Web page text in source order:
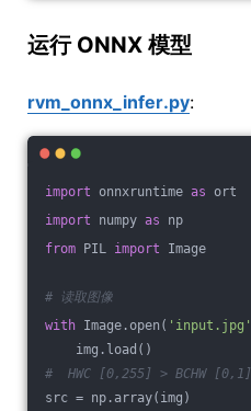
运行 ONNX 模型
rvm_onnx_infer.py:
import onnxruntime as ort
import numpy as np
from PIL import Image
# 读取图像
with Image.open( 'input.jpg'
img.load()
#  HWC [0,255] > BCHW [0,1]
src = np.array(img)